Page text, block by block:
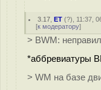
3.17 ,ET (?), 11:37,
[к модератору]
> BWM:
*аббревиатуры
> WM на базе